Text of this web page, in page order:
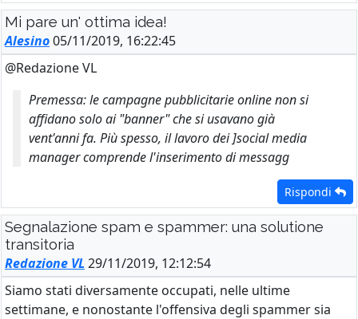
Mi pare un' ottima idea!
Alesino05/11/2019, 16:22:45
@Redazione VL
Premessa: le campagne pubblicitarie online non si
affidano solo ai "banner" che si usavano già
vent'anni fa. Più spesso, il lavoro dei]social media
managercomprende l'inserimento di messagg
Rispondi
Segnalazione spam e spammer: una solutione
transitoria
Redazione VL29/11/2019, 12:12:54
Siamo stati diversamente occupati, nelle ultime
settimane, e nonostante l'offensiva degli spammer sia